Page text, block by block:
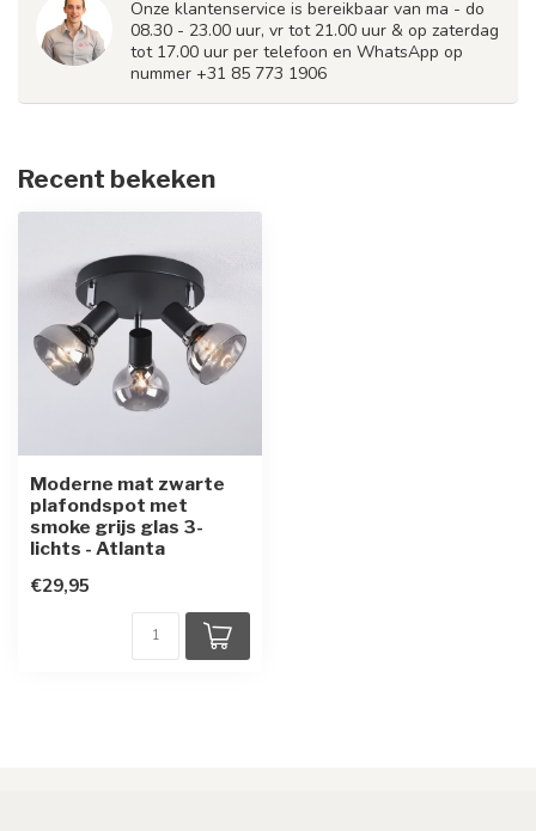
Onze klantenservice is bereikbaar van ma - do
08.30 - 23.00 uur, vr tot 21.00 uur & op zaterdag
tot 17.00 uur per telefoon en WhatsApp op
nummer +31 85 773 1906
Recent bekeken
Moderne mat zwarte
plafondspot met
smoke grijs glas 3-
lichts - Atlanta
€29,95